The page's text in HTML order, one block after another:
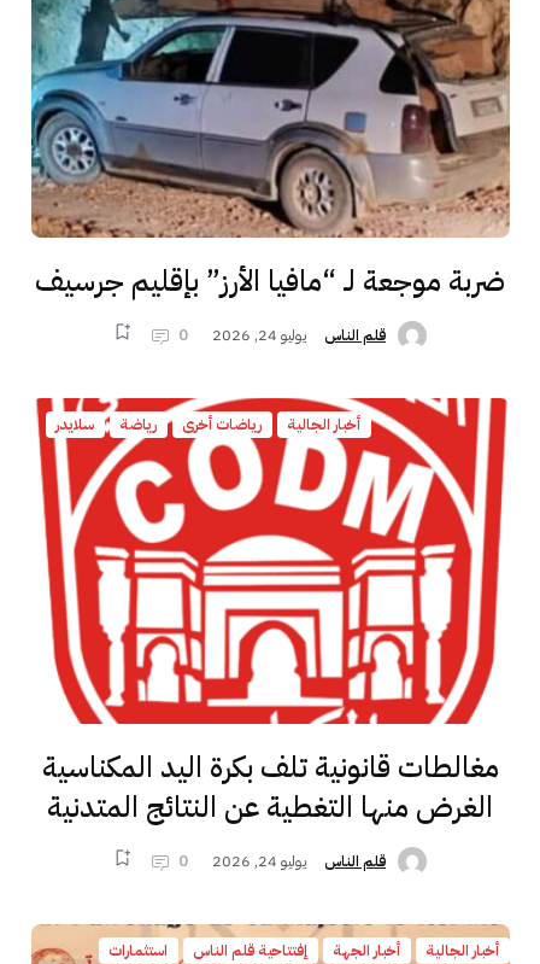
ضربة موجعة لـ “مافيا الأرز” بإقليم جرسيف
قلم الناس يوليو 24, 2026 0
أخبار الجالية رياضات أخرى رياضة سلايدر
مغالطات قانونية تلف بكرة اليد المكناسية
الغرض منها التغطية عن النتائج المتدنية
قلم الناس يوليو 24, 2026 0
أخبار الجالية أخبار الجهة إفتتاحية قلم الناس
استثمارات